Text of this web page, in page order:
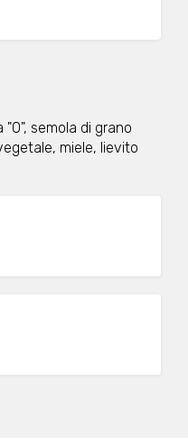
"0", semola di grano
miele, lievito